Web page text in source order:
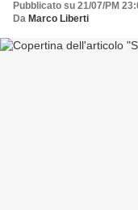
Pubblicato su 21/07/PM
Da Marco Liberti